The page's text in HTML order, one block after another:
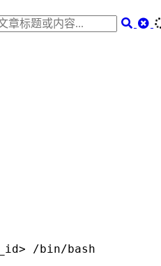
/bin/bash